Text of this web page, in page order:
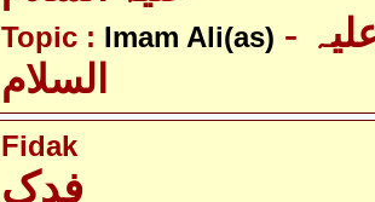
Topic : Imam Ali(as) - امام علی علیہ
السلام
Fidak